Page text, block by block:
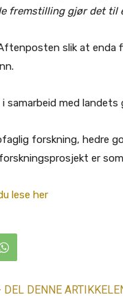
fremstilling gjør det
slik at enda
i samarbeid med
forskning, hedre
er
lese her
DENNE